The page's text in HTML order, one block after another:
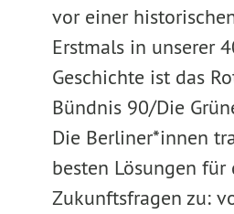
vor einer
Erstmals in unserer
Geschichte ist das
Bündnis 90/Die
Die Berliner*innen
besten Lösungen
Zukunftsfragen zu: